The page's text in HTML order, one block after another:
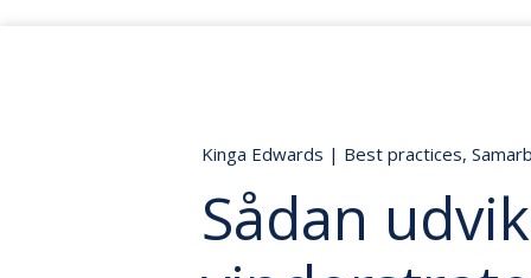
Kinga Edwards | Best practices,
Sådan